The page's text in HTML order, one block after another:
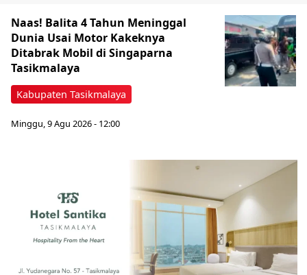
Kabupaten Tasikmalaya
Naas! Balita 4 Tahun Meninggal
Dunia Usai Motor Kakeknya
Ditabrak Mobil di Singaparna
Tasikmalaya
Minggu, 9 Agu 2026 - 12:00